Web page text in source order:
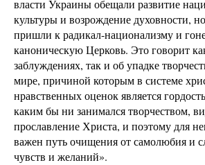
власти Украины обещали развитие
культуры и возрождение духовности,
пришли к радикал-национализму и
каноническую Церковь. Это говорит
заблуждениях, так и об упадке
мире, причиной которым в системе
нравственных оценок является
каким бы ни занимался творчеством,
прославление Христа, и поэтому для
важен путь очищения от самолюбия и
чувств и желаний».